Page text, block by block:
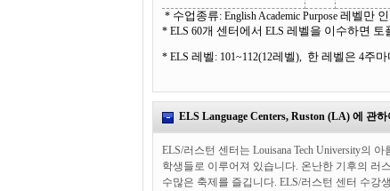
* 수업종류: English Academic Purpose 레벨만
* ELS 60개 센터에서 ELS 레벨을 이수하면 토
* ELS 레벨 : 101~112(12레벨), 한 레벨은 4주마
ELS Language Centers, Ruston (LA) 에 관하
ELS/러스턴 센터는 Louisana Tech University의
학생들로 이루어져 있습니다. 온난한 기후의 러
수많은 축제를 즐깁니다. ELS/러스턴 센터 수강